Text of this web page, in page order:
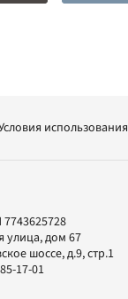
использования
улица, дом 67
шоссе, д.9, стр.1
17-01